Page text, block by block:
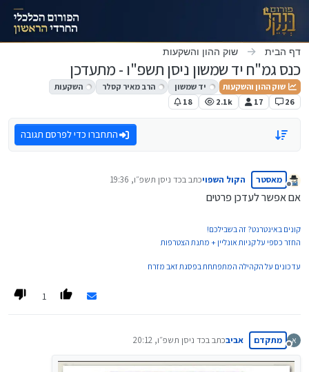
דילוג לתוכן
דף הבית שוק ההון והשקעות
כנס גמ"ח יד שמשון ניסן תשפ"ו - מתעדכן
שוק ההון והשקעות יד שמשון הרב מאיר קסלר
השקעות
26
17
2.1k
18
התחברו כדי לפרסם תגובה
מנותק
מאסטר הקול השפויכתב בכד ניסן תשפ״ו, 19:36
נערך לאחרונה על ידי
אם אפשר לעדכן פרטים
קונים באינטרנט? זה בשבילכם!
החזר כספי על קניות אונליין + מתנת הצטרפות
עדכונים על הקהילה המתפתחת בפסגת זאב מזרח
1
א
מנותק
מתקדם אביבכתב בכד ניסן תשפ״ו, 20:12
נערך לאחרונה על ידי